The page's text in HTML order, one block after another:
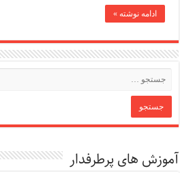
ادامه نوشته »
آموزش های پرطرفدار